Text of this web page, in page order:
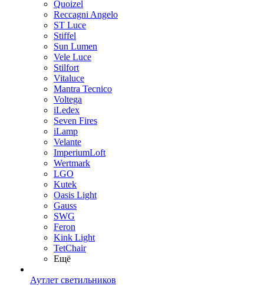
Quoizel
Reccagni Angelo
ST Luce
Stiffel
Sun Lumen
Vele Luce
Stilfort
Vitaluce
Mantra Tecnico
Voltega
iLedex
Seven Fires
iLamp
Velante
ImperiumLoft
Wertmark
LGO
Kutek
Oasis Light
Gauss
SWG
Feron
Kink Light
TetСhair
Ещё
Аутлет светильников